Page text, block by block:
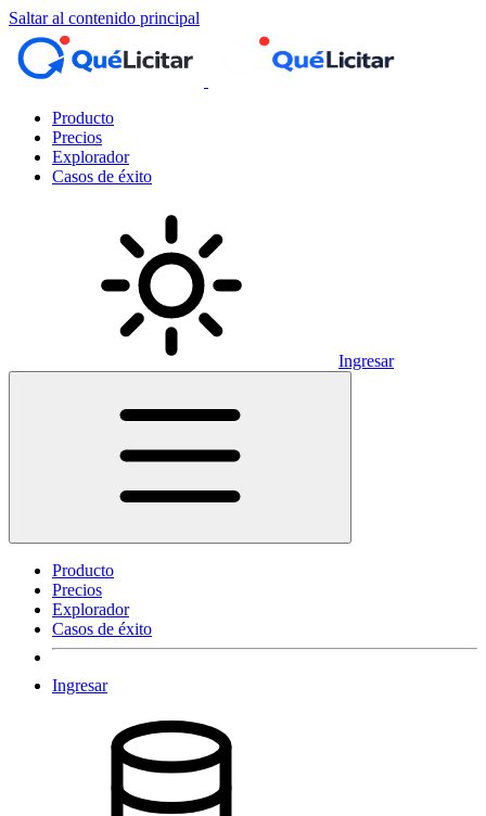
Saltar al contenido principal
Producto
Precios
Explorador
Casos de éxito
Ingresar
Producto
Precios
Explorador
Casos de éxito
Ingresar